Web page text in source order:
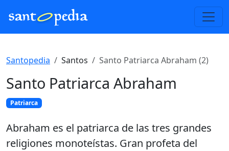
Santopedia Santos Santo Patriarca Abraham (2)
Santo Patriarca Abraham
Patriarca
Abraham es el patriarca de las tres grandes
religiones monoteístas. Gran profeta del